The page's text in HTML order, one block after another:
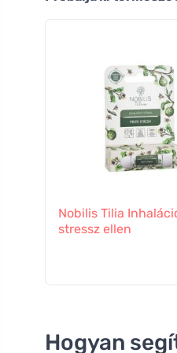
Nobilis Tilia
stressz ellen
Hogyan